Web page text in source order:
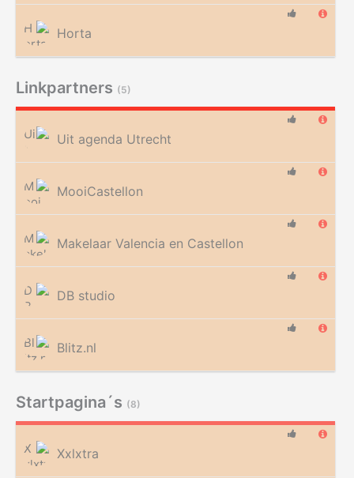
Horta
Linkpartners (5)
Uit agenda Utrecht
MooiCastellon
Makelaar Valencia en Castellon
DB studio
Blitz.nl
Startpagina´s (8)
Xxlxtra